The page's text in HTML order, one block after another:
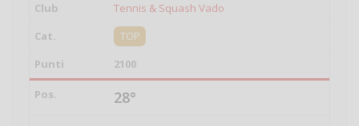
Tennis & Squash Vado
TOP
2100
28°